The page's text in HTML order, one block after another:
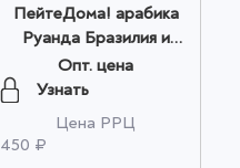
ПейтеДома! арабика
Руанда Бразилия и
Уганда в зернах 200г
оптом
Опт. цена
Узнать
Цена РРЦ
450 ₽